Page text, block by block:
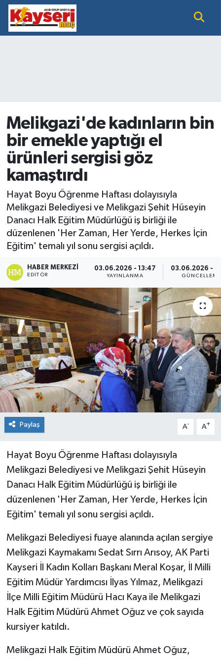
Melikgazi'de kadınların bin
bir emekle yaptığı el
ürünleri sergisi göz
kamaştırdı
Hayat Boyu Öğrenme Haftası dolayısıyla
Melikgazi Belediyesi ve Melikgazi Şehit Hüseyin
Danacı Halk Eğitim Müdürlüğü iş birliği ile
düzenlenen 'Her Zaman, Her Yerde, Herkes İçin
Eğitim' temalı yıl sonu sergisi açıldı.
HABER MERKEZI
EDITÖR
03.06.2026 - 13:47
YAYINLANMA
03.06.2026 -
GÜNCELLEME
Paylaş A- A+
Hayat Boyu Öğrenme Haftası dolayısıyla
Melikgazi Belediyesi ve Melikgazi Şehit Hüseyin
Danacı Halk Eğitim Müdürlüğü iş birliği ile
düzenlenen 'Her Zaman, Her Yerde, Herkes İçin
Eğitim' temalı yıl sonu sergisi açıldı.
Melikgazi Belediyesi fuaye alanında açılan sergiye
Melikgazi Kaymakamı Sedat Sırrı Arısoy, AK Parti
Kayseri İl Kadın Kolları Başkanı Meral Koşar, İl Milli
Eğitim Müdür Yardımcısı İlyas Yılmaz, Melikgazi
İlçe Milli Eğitim Müdürü Hacı Kaya ile Melikgazi
Halk Eğitim Müdürü Ahmet Oğuz ve çok sayıda
kursiyer katıldı.
Melikgazi Halk Eğitim Müdürü Ahmet Oğuz,
EĞİTİM
SİYASET GÜNDEMİ
SPOR BÜLTENİ
SÜPER LİG
Nöbetçi Eczaneler
Süper Lig Puan Durumu ve Fikstür
Tüm Manşetler
Son Dakika Haberleri
Haber Arşivi